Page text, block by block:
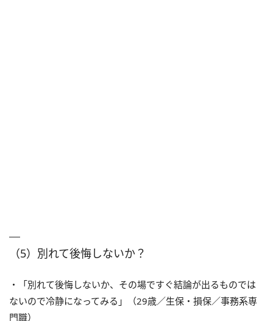
（5）別れて後悔しないか？
・「別れて後悔しないか、その場ですぐ結論が出るものでは
ないので冷静になってみる」（29歳／生保・損保／事務系専
門職）